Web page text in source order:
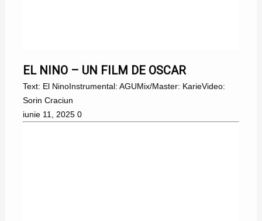
EL NINO – UN FILM DE OSCAR
Text: El NinoInstrumental: AGUMix/Master: KarieVideo:
Sorin Craciun
iunie 11, 2025 0